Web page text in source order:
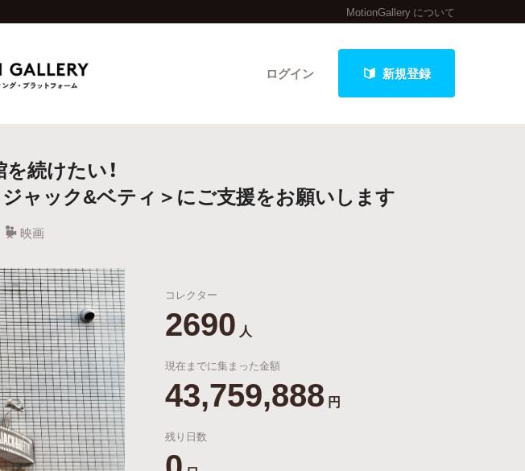
MotionGallery について
ログイン 新規登録
ト 終了間近のプロジェクト
ら探す 特集から探す
額が大きいプロジェクト
続けたい！
ャック&ベティ＞にご支援をお願いします
映画
コレクター
2690 人
現在までに集まった金額
43,759,888 円
残り日数